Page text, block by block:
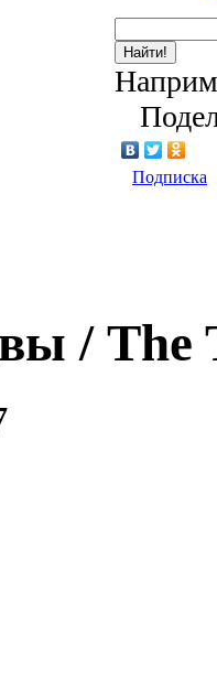
Найти!
Подписка
/ The